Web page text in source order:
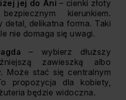
jej do Ani – cienki złoty
kierunkiem.
detal, delikatna forma. Taki
nie domaga się uwagi.
– wybierz dłuższy
zawieszką albo
Może stać się centralnym
propozycja dla kobiety,
będzie widoczna.